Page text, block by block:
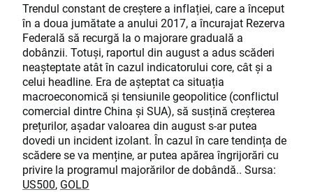
Trendul constant de creștere a inflației, care a început
în a doua jumătate a anului 2017, a încurajat Rezerva
Federală să recurgă la o majorare graduală a
dobânzii. Totuși, raportul din august a adus scăderi
neașteptate atât în cazul indicatorului core, cât și a
celui headline. Era de așteptat ca situația
macroeconomică și tensiunile geopolitice (conflictul
comercial dintre China și SUA), să susțină creșterea
prețurilor, așadar valoarea din august s-ar putea
dovedi un incident izolant. În cazul în care tendința de
scădere se va menține, ar putea apărea îngrijorări cu
privire la programul majorărilor de dobândă.. Sursa:
US500, GOLD